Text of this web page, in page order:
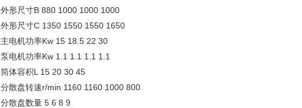
外形尺寸B 880 1000 1000 1000
外形尺寸C 1350 1550 1550 1650
主电机功率Kw 15 18.5 22 30
泵电机功率Kw 1.1 1.1 1.1 1.1
筒体容积L 15 20 30 45
分散盘转速r/min 1160 1160 1000 800
分散盘数量 5 6 8 9